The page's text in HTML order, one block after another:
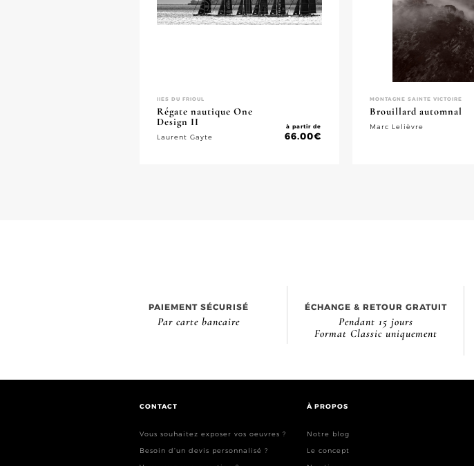
IIES DU FRIOUL
Régate nautique One
Design II
Laurent Gayte
à partir de
66.00€
MONTAGNE SAINTE VICTOIRE
Brouillard automnal
Marc Lelièvre
PAIEMENT SÉCURISÉ
Par carte bancaire
ÉCHANGE & RETOUR GRATUIT
Pendant 15 jours
Format Classic uniquement
CONTACT
Vous souhaitez exposer vos oeuvres ?
Besoin d’un devis personnalisé ?
À PROPOS
Notre blog
Le concept